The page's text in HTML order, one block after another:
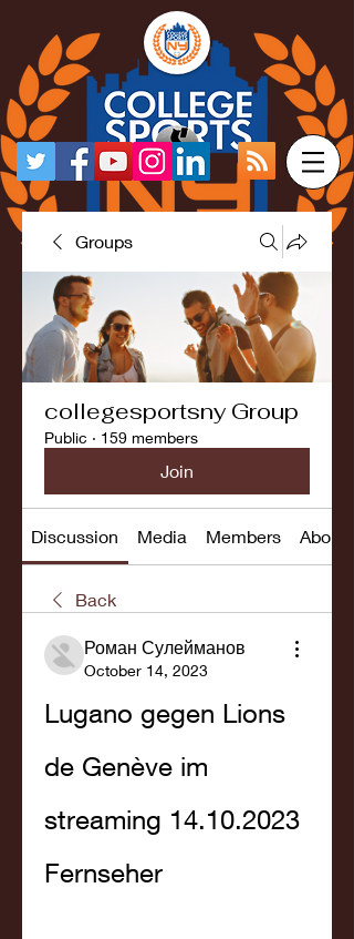
Groups
collegesportsny Group
Public · 159 members
Join
Discussion Media Members About
Back
Роман Сулейманов
October 14, 2023
Lugano gegen Lions
de Genève im
streaming 14.10.2023
Fernseher